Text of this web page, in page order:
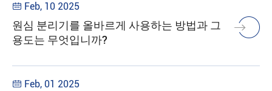
 Feb, 10 2025
원심 분리기를 올바르게 사용하는 방법과 그
용도는 무엇입니까?
 Feb, 01 2025